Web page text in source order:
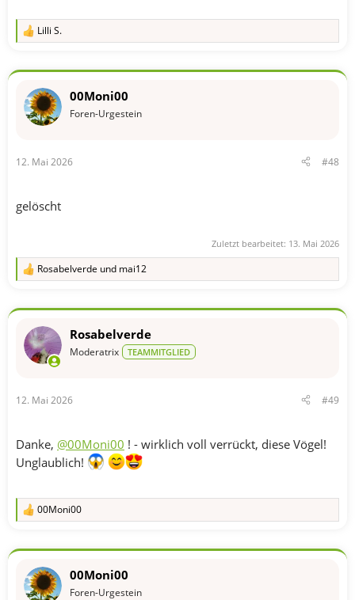
R
k
o
:
Lilli S.
00Moni00
Foren-Urgestein
12. Mai 2026 #48
gelöscht
Zuletzt bearbeitet: 13. Mai 2026
R
k
o
:
Rosabelverde und mai12
Rosabelverde
Moderatrix TEAMMITGLIED
12. Mai 2026 #49
Danke, @00Moni00 ! - wirklich voll verrückt, diese Vögel!
Unglaublich!
R
k
o
00Moni00
00Moni00
Foren-Urgestein